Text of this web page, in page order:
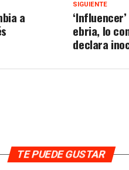
SIGUIENTE
ebria, lo
declara
a
TE PUEDE GUSTAR